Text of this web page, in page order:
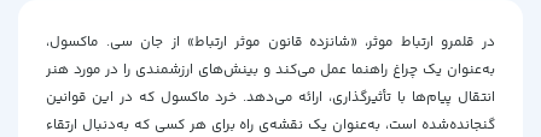
در قلمرو ارتباط موثر، «شانزده قانون موثر ارتباط» از جان سی. ماکسول،
به‌عنوان یک چراغ راهنما عمل می‌کند و بینش‌های ارزشمندی را در مورد هنر
انتقال پیام‌ها با تأثیرگذاری، ارائه می‌دهد. خرد ماکسول که در این قوانین
گنجانده‌شده است، به‌عنوان یک نقشه‌ی راه برای هر کسی که به‌دنبال ارتقاء